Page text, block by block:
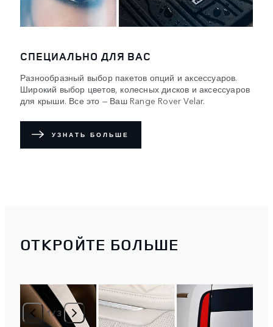
СПЕЦИАЛЬНО ДЛЯ ВАС
Разнообразный выбор пакетов опций и аксессуаров.
Широкий выбор цветов, колесных дисков и аксессуаров
для крыши. Все это — Ваш Range Rover Velar.
УЗНАТЬ БОЛЬШЕ
ОТКРОЙТЕ БОЛЬШЕ
1/3